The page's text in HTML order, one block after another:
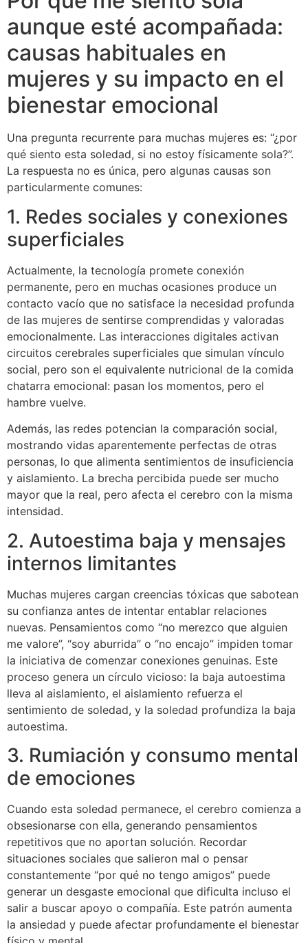
aunque esté acompañada:
causas habituales en
mujeres y su impacto en el
bienestar emocional
Una pregunta recurrente para muchas mujeres es: “¿por
qué siento esta soledad, si no estoy físicamente sola?”.
La respuesta no es única, pero algunas causas son
particularmente comunes:
1. Redes sociales y conexiones
superficiales
Actualmente, la tecnología promete conexión
permanente, pero en muchas ocasiones produce un
contacto vacío que no satisface la necesidad profunda
de las mujeres de sentirse comprendidas y valoradas
emocionalmente. Las interacciones digitales activan
circuitos cerebrales superficiales que simulan vínculo
social, pero son el equivalente nutricional de la comida
chatarra emocional: pasan los momentos, pero el
hambre vuelve.
Además, las redes potencian la comparación social,
mostrando vidas aparentemente perfectas de otras
personas, lo que alimenta sentimientos de insuficiencia
y aislamiento. La brecha percibida puede ser mucho
mayor que la real, pero afecta el cerebro con la misma
intensidad.
2. Autoestima baja y mensajes
internos limitantes
Muchas mujeres cargan creencias tóxicas que sabotean
su confianza antes de intentar entablar relaciones
nuevas. Pensamientos como “no merezco que alguien
me valore”, “soy aburrida” o “no encajo” impiden tomar
la iniciativa de comenzar conexiones genuinas. Este
proceso genera un círculo vicioso: la baja autoestima
lleva al aislamiento, el aislamiento refuerza el
sentimiento de soledad, y la soledad profundiza la baja
autoestima.
3. Rumiación y consumo mental
de emociones
Cuando esta soledad permanece, el cerebro comienza a
obsesionarse con ella, generando pensamientos
repetitivos que no aportan solución. Recordar
situaciones sociales que salieron mal o pensar
constantemente “por qué no tengo amigos” puede
generar un desgaste emocional que dificulta incluso el
salir a buscar apoyo o compañía. Este patrón aumenta
la ansiedad y puede afectar profundamente el bienestar